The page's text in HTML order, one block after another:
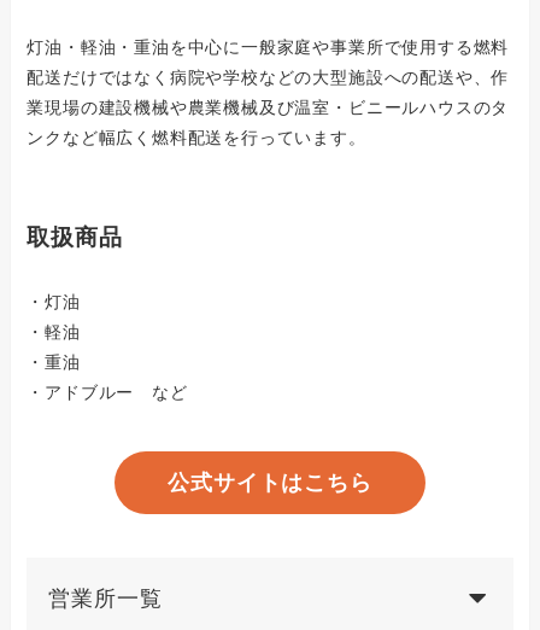
灯油・軽油・重油を中心に一般家庭や事業所で使用する燃料
配送だけではなく病院や学校などの大型施設への配送や、作
業現場の建設機械や農業機械及び温室・ビニールハウスのタ
ンクなど幅広く燃料配送を行っています。
取扱商品
・灯油
・軽油
・重油
・アドブルー など
公式サイトはこちら
営業所一覧